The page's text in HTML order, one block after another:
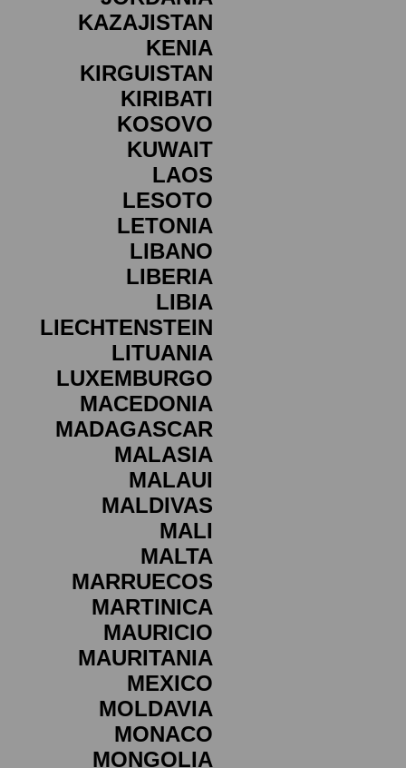
KAZAJISTAN
KENIA
KIRGUISTAN
KIRIBATI
KOSOVO
KUWAIT
LAOS
LESOTO
LETONIA
LIBANO
LIBERIA
LIBIA
LIECHTENSTEIN
LITUANIA
LUXEMBURGO
MACEDONIA
MADAGASCAR
MALASIA
MALAUI
MALDIVAS
MALI
MALTA
MARRUECOS
MARTINICA
MAURICIO
MAURITANIA
MEXICO
MOLDAVIA
MONACO
MONGOLIA